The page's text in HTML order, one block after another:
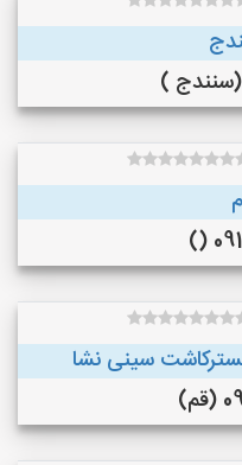
سینی نشا